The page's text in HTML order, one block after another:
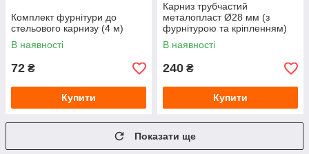
Комплект фурнітури до
стельового карнизу (4 м)
В наявності
72 ₴
Купити
Карниз трубчастий
металопласт Ø28 мм (з
фурнітурою та кріпленням)
Білий 2 м
В наявності
240 ₴
Купити
Показати ще